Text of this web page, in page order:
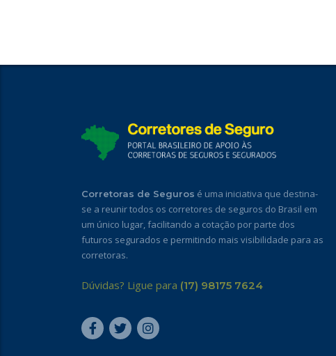
Corretoras de Seguros é uma iniciativa que destina-
se a reunir todos os corretores de seguros do Brasil em
um único lugar, facilitando a cotação por parte dos
futuros segurados e permitindo mais visibilidade para as
corretoras.
Dúvidas? Ligue para (17) 98175 7624